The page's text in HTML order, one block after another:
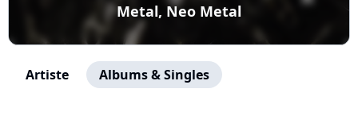
Metal, Neo Metal
Artiste Albums & Singles